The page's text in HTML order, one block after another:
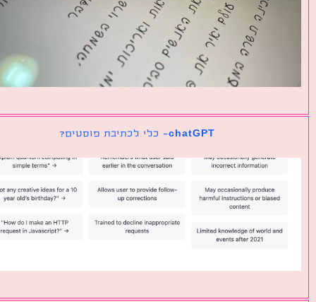
chatGPT- כלי לכתיבת פוסטים?